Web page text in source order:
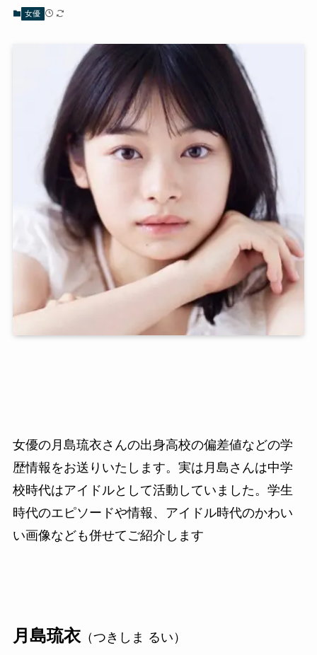
女優
女優の月島琉衣さんの出身高校の偏差値などの学
歴情報をお送りいたします。実は月島さんは中学
校時代はアイドルとして活動していました。学生
時代のエピソードや情報、アイドル時代のかわい
い画像なども併せてご紹介します
月島琉衣 （つきしま るい）